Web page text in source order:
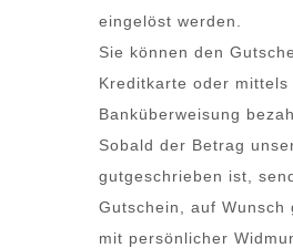
eingelöst werden.
Sie können den
Kreditkarte oder mittels
Banküberweisung
Sobald der Betrag
gutgeschrieben ist,
Gutschein, auf Wunsch
mit persönlicher